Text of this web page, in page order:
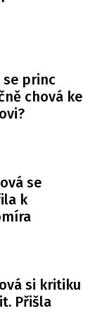
se princ
chová ke
se
k
si kritiku
Přišla